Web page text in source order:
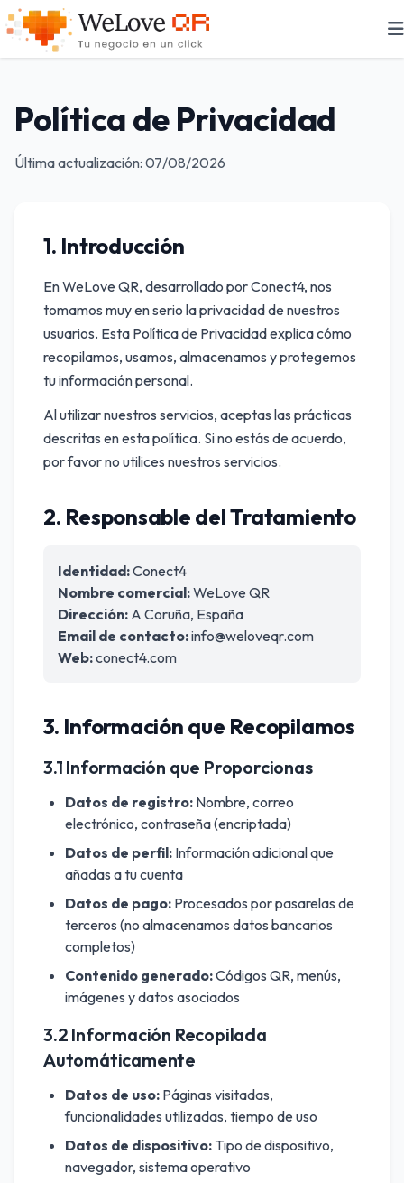
Política de Privacidad
Última actualización: 07/08/2026
1. Introducción
En WeLove QR, desarrollado por Conect4, nos
tomamos muy en serio la privacidad de nuestros
usuarios. Esta Política de Privacidad explica cómo
recopilamos, usamos, almacenamos y protegemos
tu información personal.
Al utilizar nuestros servicios, aceptas las prácticas
descritas en esta política. Si no estás de acuerdo,
por favor no utilices nuestros servicios.
2. Responsable del Tratamiento
Identidad:Conect4
Nombre comercial:WeLove QR
Dirección: A Coruña, España
Email de contacto:info@weloveqr.com
Web:conect4.com
3. Información que Recopilamos
3.1 Información que Proporcionas
Datos de registro: Nombre, correo
electrónico, contraseña (encriptada)
Datos de perfil: Información adicional que
añadas a tu cuenta
Datos de pago: Procesados por pasarelas de
terceros (no almacenamos datos bancarios
completos)
Contenido generado:Códigos QR, menús,
imágenes y datos asociados
3.2 Información Recopilada
Automáticamente
Datos de uso: Páginas visitadas,
funcionalidades utilizadas, tiempo de uso
Datos de dispositivo: Tipo de dispositivo,
navegador, sistema operativo